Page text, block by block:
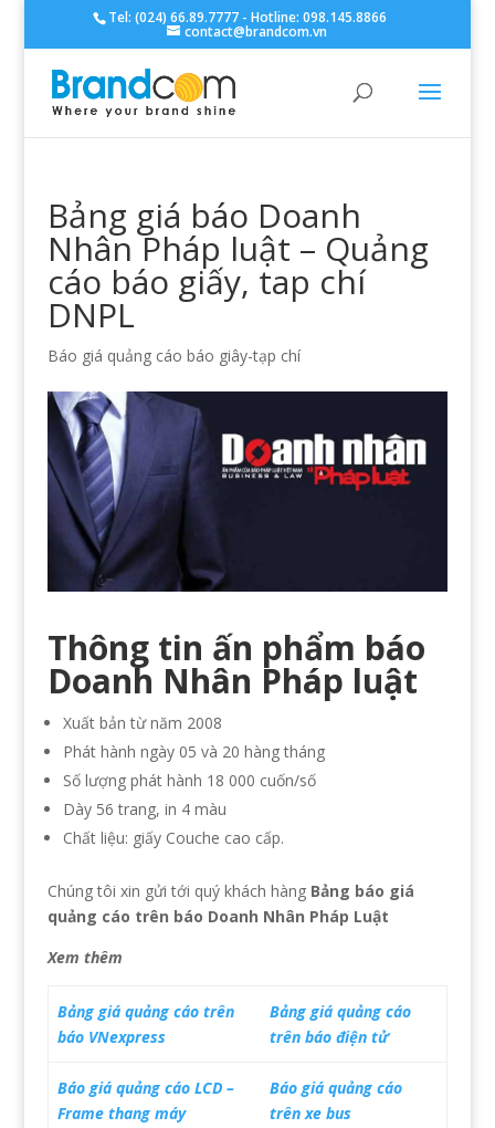
Tel: (024) 66.89.7777 - Hotline: 098.145.8866
contact@brandcom.vn
Bảng giá báo Doanh
Nhân Pháp luật – Quảng
cáo báo giấy, tap chí
DNPL
Báo giá quảng cáo báo giây-tạp chí
Thông tin ấn phẩm báo
Doanh Nhân Pháp luật
Xuất bản từ năm 2008
Phát hành ngày 05 và 20 hàng tháng
Số lượng phát hành 18 000 cuốn/số
Dày 56 trang, in 4 màu
Chất liệu: giấy Couche cao cấp.
Chúng tôi xin gửi tới quý khách hàng Bảng báo giá
quảng cáo trên báo Doanh Nhân Pháp Luật
Xem thêm
Bảng giá quảng cáo trên
báo VNexpress
Bảng giá quảng cáo
trên báo điện tử
Báo giá quảng cáo LCD –
Frame thang máy
Báo giá quảng cáo
trên xe bus